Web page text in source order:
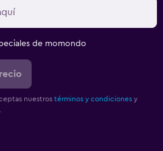
de momondo
nuestros términos y condiciones y